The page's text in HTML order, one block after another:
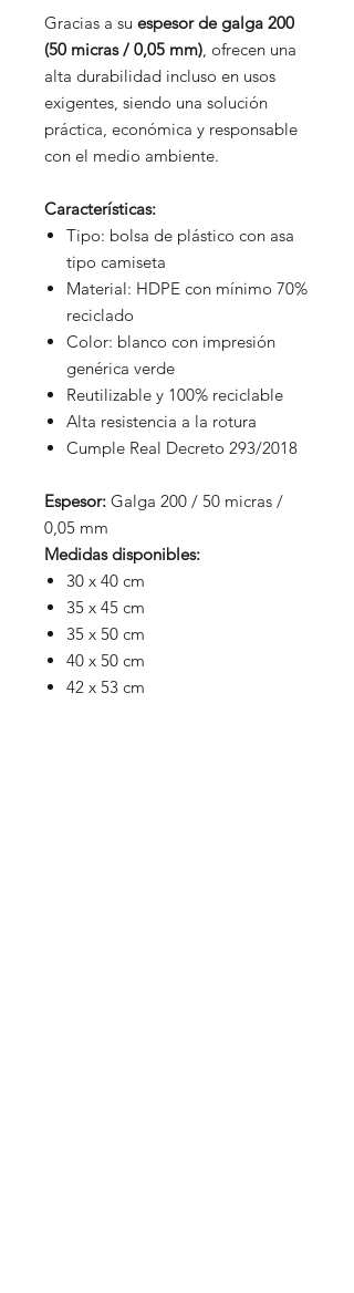
Gracias a su espesor de galga 200
(50 micras / 0,05 mm), ofrecen una
alta durabilidad incluso en usos
exigentes, siendo una solución
práctica, económica y responsable
con el medio ambiente.
Características:
Tipo: bolsa de plástico con asa
tipo camiseta
Material: HDPE con mínimo 70%
reciclado
Color: blanco con impresión
genérica verde
Reutilizable y 100% reciclable
Alta resistencia a la rotura
Cumple Real Decreto 293/2018
Espesor: Galga 200 / 50 micras /
0,05 mm
Medidas disponibles:
30 x 40 cm
35 x 45 cm
35 x 50 cm
40 x 50 cm
42 x 53 cm